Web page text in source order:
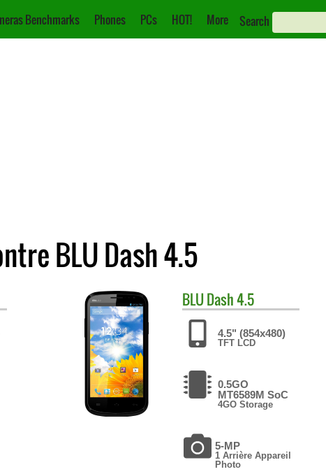
Benchmarks Phones PCs HOT! More Search
BLU Dash 4.5
BLUDash 4.5
4.5" (854x480)
TFT LCD
0.5GO
MT6589M SoC
4GO Storage
5-MP
1 Arrière Appareil
Photo